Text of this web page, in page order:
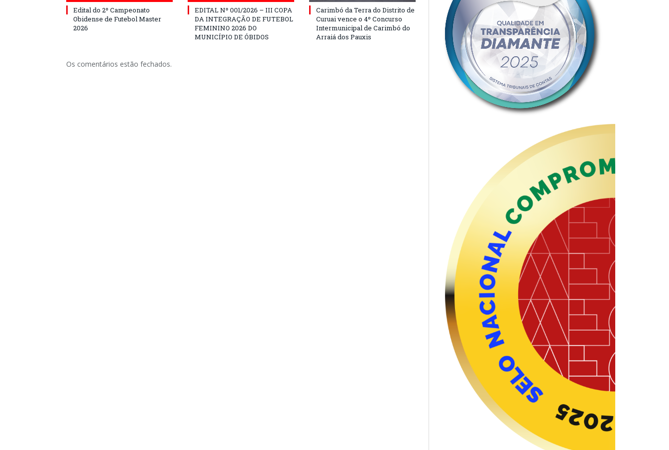
Edital do 2º Campeonato
Obidense de Futebol Master
2026
EDITAL Nº 001/2026 – III COPA
DA INTEGRAÇÃO DE FUTEBOL
FEMININO 2026 DO
MUNICÍPIO DE ÓBIDOS
Carimbó da Terra do Distrito de
Curuai vence o 4º Concurso
Intermunicipal de Carimbó do
Arraiá dos Pauxis
Os comentários estão fechados.